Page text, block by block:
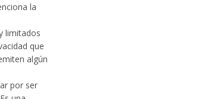
la
limitados
que
algún
por ser